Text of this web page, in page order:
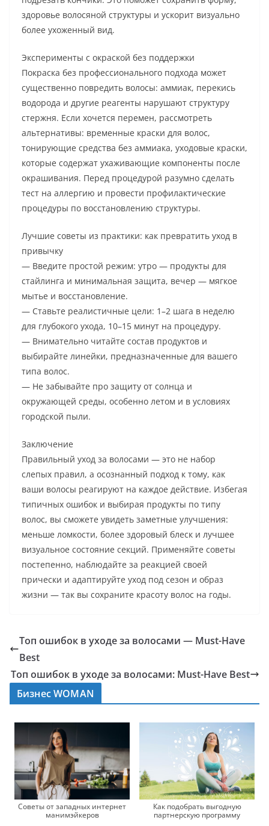
здоровье волосяной структуры и ускорит визуально
более ухоженный вид.
Эксперименты с окраской без поддержки
Покраска без профессионального подхода может
существенно повредить волосы: аммиак, перекись
водорода и другие реагенты нарушают структуру
стержня. Если хочется перемен, рассмотреть
альтернативы: временные краски для волос,
тонирующие средства без аммиака, уходовые краски,
которые содержат ухаживающие компоненты после
окрашивания. Перед процедурой разумно сделать
тест на аллергию и провести профилактические
процедуры по восстановлению структуры.
Лучшие советы из практики: как превратить уход в
привычку
— Введите простой режим: утро — продукты для
стайлинга и минимальная защита, вечер — мягкое
мытье и восстановление.
— Ставьте реалистичные цели: 1–2 шага в неделю
для глубокого ухода, 10–15 минут на процедуру.
— Внимательно читайте состав продуктов и
выбирайте линейки, предназначенные для вашего
типа волос.
— Не забывайте про защиту от солнца и
окружающей среды, особенно летом и в условиях
городской пыли.
Заключение
Правильный уход за волосами — это не набор
слепых правил, а осознанный подход к тому, как
ваши волосы реагируют на каждое действие. Избегая
типичных ошибок и выбирая продукты по типу
волос, вы сможете увидеть заметные улучшения:
меньше ломкости, более здоровый блеск и лучшее
визуальное состояние секций. Применяйте советы
постепенно, наблюдайте за реакцией своей
прически и адаптируйте уход под сезон и образ
жизни — так вы сохраните красоту волос на годы.
Топ ошибок в уходе за волосами — Must-Have
Best
Топ ошибок в уходе за волосами: Must-Have Best
Бизнес WOMAN
Советы от западных интернет
манимэйкеров
Как подобрать выгодную
партнерскую программу